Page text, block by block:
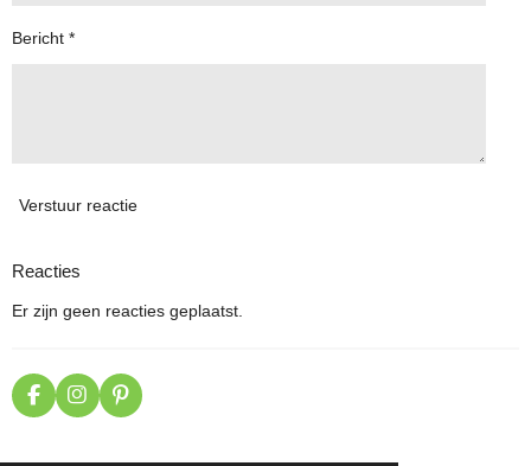
Bericht *
Verstuur reactie
Reacties
Er zijn geen reacties geplaatst.
F
a
e
I
n
t
P
i
t